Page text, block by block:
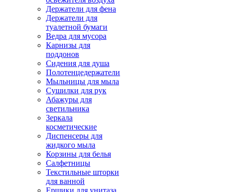
Держатели для фена
Держатели для
туалетной бумаги
Ведра для мусора
Карнизы для
поддонов
Сидения для душа
Полотенцедержатели
Мыльницы для мыла
Сушилки для рук
Абажуры для
светильника
Зеркала
косметические
Диспенсеры для
жидкого мыла
Корзины для белья
Салфетницы
Текстильные шторки
для ванной
Ершики для унитаза